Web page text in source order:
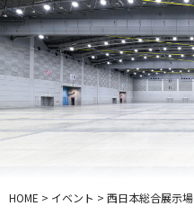
HOME > イベント > 西日本総合展示場